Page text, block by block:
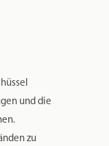
und die
zu